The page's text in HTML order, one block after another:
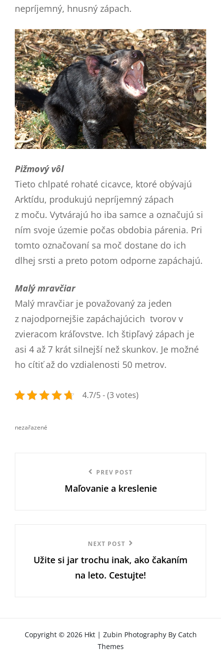
nepríjemný, hnusný zápach.
Pižmový vôl
Tieto chlpaté rohaté cicavce, ktoré obývajú
Arktídu, produkujú nepríjemný zápach
z moču. Vytvárajú ho iba samce a označujú si
ním svoje územie počas obdobia párenia. Pri
tomto označovaní sa moč dostane do ich
dlhej srsti a preto potom odporne zapáchajú.
Malý mravčiar
Malý mravčiar je považovaný za jeden
z najodpornejšie zapáchajúcich tvorov v
zvieracom kráľovstve. Ich štipľavý zápach je
asi 4 až 7 krát silnejší než skunkov. Je možné
ho cítiť až do vzdialenosti 50 metrov.
4.7/5 - (3 votes)
categories
nezařazené
PREV POST
Maľovanie a kreslenie
Post
NEXT POST
Užite si jar trochu inak, ako čakaním
na leto. Cestujte!
Copyright © 2026 Hkt | Zubin Photography By Catch
Themes